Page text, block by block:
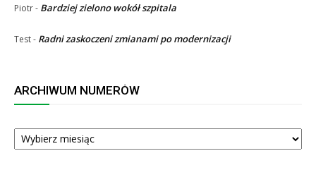
Piotr- Bardziej zielono wokół szpitala
Test- Radni zaskoczeni zmianami po modernizacji
ARCHIWUM NUMERÓW
ARCHIWUM
NUMERÓW